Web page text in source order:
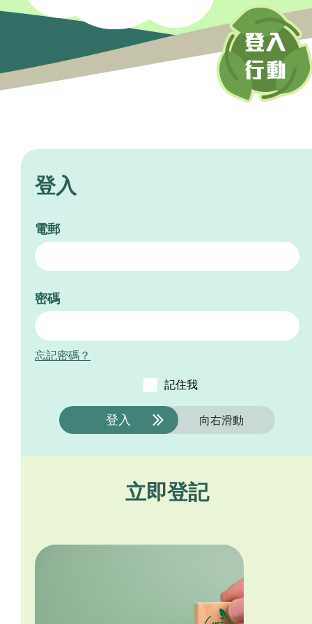
登入
電郵
密碼
忘記密碼？
記住我
登入 向右滑動
立即登記